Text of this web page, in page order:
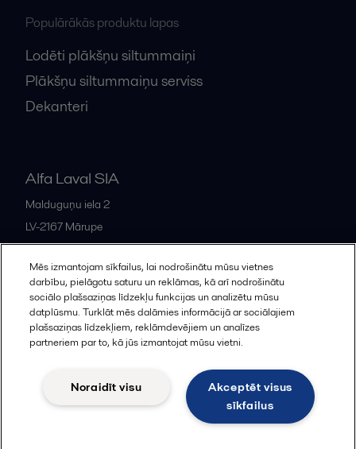
Populārākās produktu lapas
Lodēti plākšņu siltummaiņi
Plākšņu siltummaiņu serviss
Dekanteri
Alfa Laval SIA
Malduguņu iela 2
LV-2167 Mārupe
Latvia
+371 678 285 08
All offices and partners
Cookies policy Legal terms and conditions
Mēs izmantojam sīkfailus, lai nodrošinātu mūsu vietnes
darbību, pielāgotu saturu un reklāmas, kā arī nodrošinātu
sociālo plašsaziņas līdzekļu funkcijas un analizētu mūsu
datplūsmu. Turklāt mēs dalāmies informācijā ar sociālajiem
plašsaziņas līdzekļiem, reklāmdevējiem un analīzes
partneriem par to, kā jūs izmantojat mūsu vietni.
Akceptēt visus
sīkfailus
Noraidīt visu